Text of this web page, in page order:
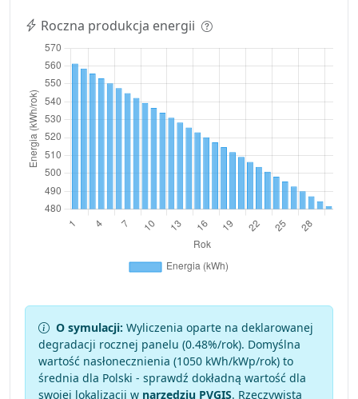
Roczna produkcja energii
O symulacji: Wyliczenia oparte na deklarowanej
degradacji rocznej panelu (0.48%/rok). Domyślna
wartość nasłonecznienia (1050 kWh/kWp/rok) to
średnia dla Polski - sprawdź dokładną wartość dla
swojej lokalizacji w narzędziu PVGIS. Rzeczywista